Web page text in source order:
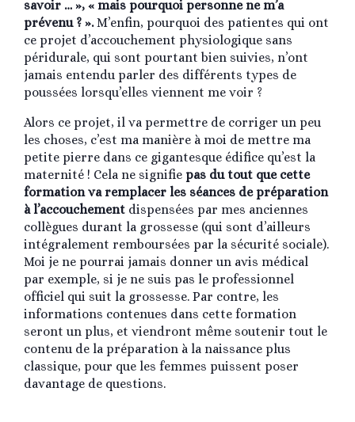
savoir … », « mais pourquoi personne ne m’a
prévenu ? ».M’enfin, pourquoi des patientes qui ont
ce projet d’accouchement physiologique sans
péridurale, qui sont pourtant bien suivies, n’ont
jamais entendu parler des différents types de
poussées lorsqu’elles viennent me voir ?
Alors ce projet, il va permettre de corriger un peu
les choses, c’est ma manière à moi de mettre ma
petite pierre dans ce gigantesque édifice qu’est la
maternité ! Cela ne signifie pas du tout que cette
formation va remplacer les séances de préparation
à l’accouchement dispensées par mes anciennes
collègues durant la grossesse (qui sont d’ailleurs
intégralement remboursées par la sécurité sociale).
Moi je ne pourrai jamais donner un avis médical
par exemple, si je ne suis pas le professionnel
officiel qui suit la grossesse. Par contre, les
informations contenues dans cette formation
seront un plus, et viendront même soutenir tout le
contenu de la préparation à la naissance plus
classique, pour que les femmes puissent poser
davantage de questions.